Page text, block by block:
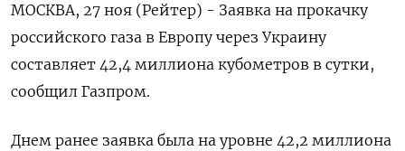
МОСКВА, 27 ноя (Рейтер) - Заявка на прокачку
российского газа в Европу через Украину
составляет 42,4 миллиона кубометров в сутки,
сообщил Газпром.
Днем ранее заявка была на уровне 42,2 миллиона